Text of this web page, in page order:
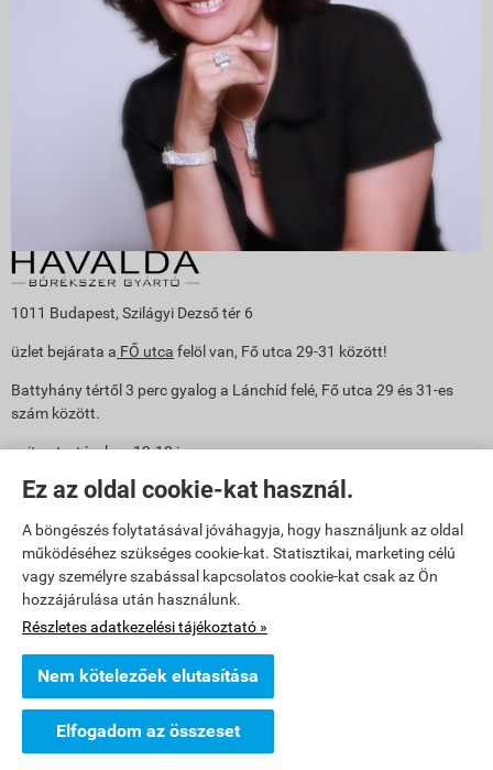
Ez az oldal cookie-kat használ.
A böngészés folytatásával jóváhagyja, hogy használjunk az oldal
működéséhez szükséges cookie-kat. Statisztikai, marketing célú
vagy személyre szabással kapcsolatos cookie-kat csak az Ön
hozzájárulása után használunk.
Részletes adatkezelési tájékoztató »
Nem kötelezőek elutasítása
Elfogadom az összeset
1011 Budapest, Szilágyi Dezső tér 6
üzlet bejárata a FŐ utca felöl van, Fő utca 29-31 között!
Battyhány tértől 3 perc gyalog a Lánchíd felé, Fő utca 29 és 31-es
szám között.
nyitva tartás: h-p: 12-18 ig
Mobil: Írisz +36 30 361 5945
e-mail: info@havalda.hu
Webáruház készítés